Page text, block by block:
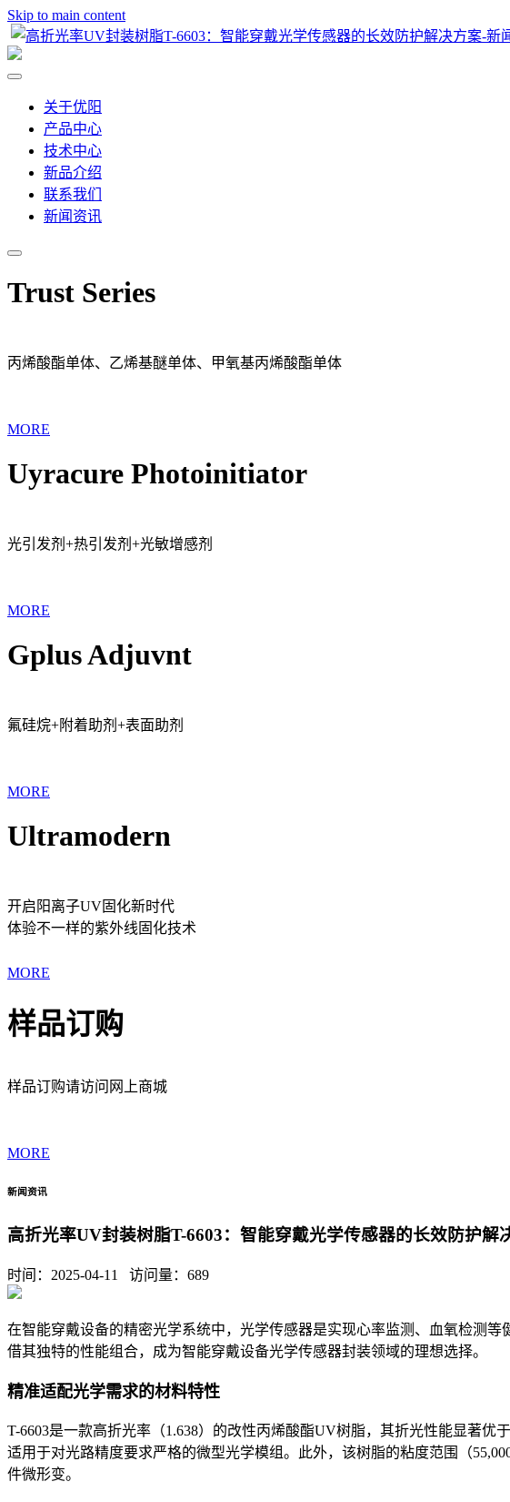
Skip to main content
关于优阳
产品中心
技术中心
新品介绍
联系我们
新闻资讯
Trust Series
丙烯酸酯单体、乙烯基醚单体、甲氧基丙烯酸酯单体
MORE
Uyracure Photoinitiator
光引发剂+热引发剂+光敏增感剂
MORE
Gplus Adjuvnt
氟硅烷+附着助剂+表面助剂
MORE
Ultramodern
开启阳离子UV固化新时代
体验不一样的紫外线固化技术
MORE
样品订购
样品订购请访问网上商城
MORE
新闻资讯
高折光率UV封装树脂T-6603：智能穿戴光学传感器的长效防护解
时间：2025-04-11 访问量： 689
在智能穿戴设备的精密光学系统中，光学传感器是实现心率监测、血氧检测
借其独特的性能组合，成为智能穿戴设备光学传感器封装领域的理想选择。
精准适配光学需求的材料特性
T-6603是一款高折光率（1.638）的改性丙烯酸酯UV树脂，其折光性能显著
适用于对光路精度要求严格的微型光学模组。此外，该树脂的粘度范围（
件微形变。